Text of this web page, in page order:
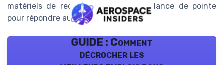
matériels de recherche et de surveillance de pointe
pour répondre aux défis de demain.
GUIDE : Comment
décrocher les